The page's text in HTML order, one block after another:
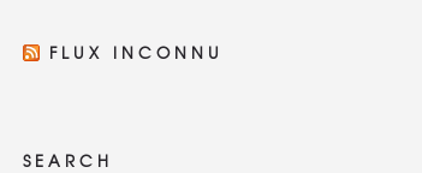
FLUX INCONNU
SEARCH